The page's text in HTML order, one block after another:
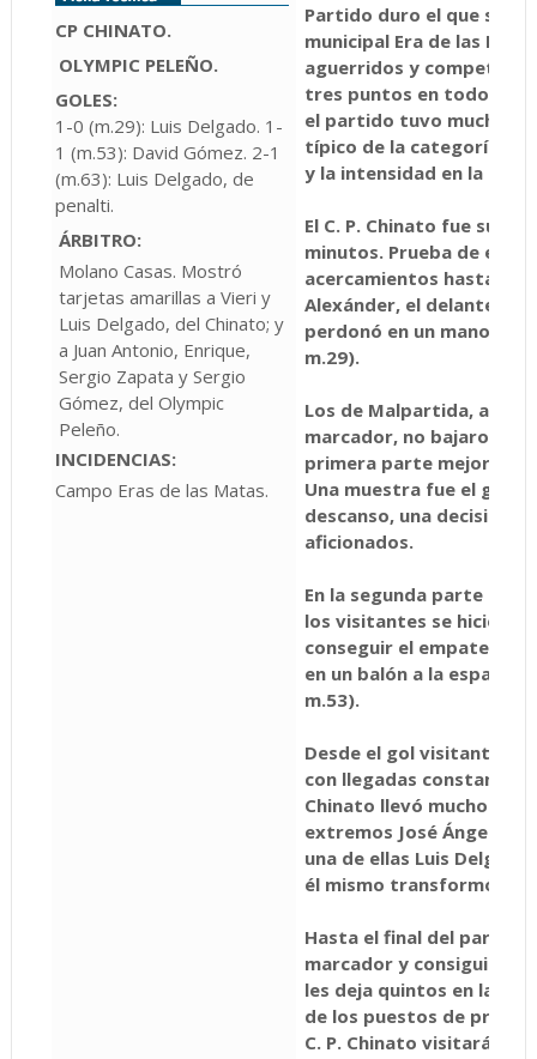
CP CHINATO.
OLYMPIC PELEÑO.
GOLES:
1-0 (m.29): Luis Delgado. 1-
1 (m.53): David Gómez. 2-1
(m.63): Luis Delgado, de
penalti.
ÁRBITRO:
Molano Casas. Mostró
tarjetas amarillas a Vieri y
Luis Delgado, del Chinato; y
a Juan Antonio, Enrique,
Sergio Zapata y Sergio
Gómez, del Olympic
Peleño.
INCIDENCIAS:
Campo Eras de las Matas.
Partido duro el que se
municipal Era de las
aguerridos y
tres puntos en todo
el partido tuvo mucho
típico de la categoría
y la intensidad en la
El C. P. Chinato fue
minutos. Prueba de ello
acercamientos hasta
Alexánder, el delantero
perdonó en un mano a
m.29).
Los de Malpartida, a
marcador, no bajaron el
primera parte mejor que
Una muestra fue el gol
descanso, una decisión
aficionados.
En la segunda parte
los visitantes se hicieron
conseguir el empate por
en un balón a la espalda
m.53).
Desde el gol visitante el
con llegadas constantes
Chinato llevó mucho
extremos José Ángel y
una de ellas Luis
él mismo transformó la
Hasta el final del partido
marcador y
les deja quintos en la
de los puestos de
C. P. Chinato visitará el